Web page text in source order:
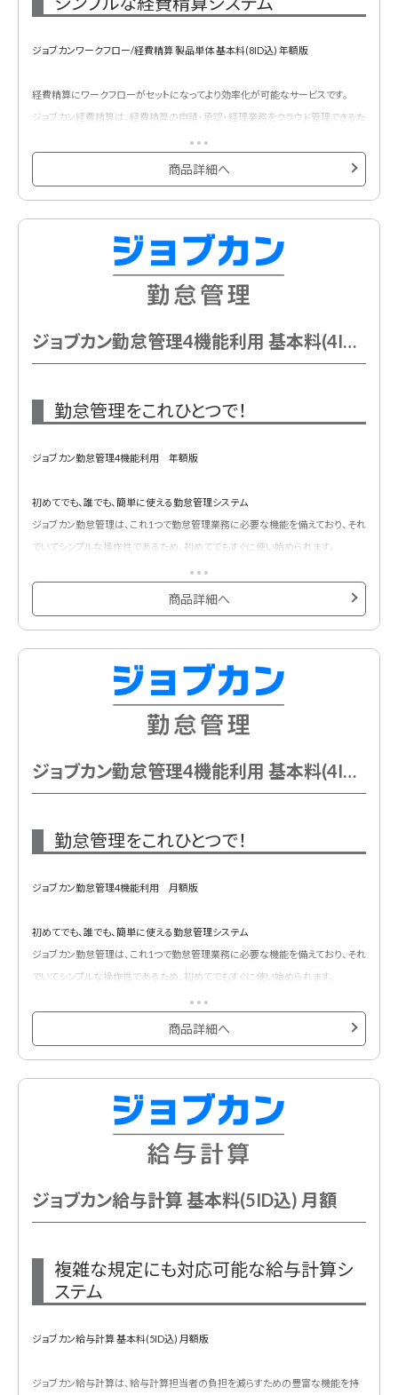
ジョブカンワークフロー/経費精算 製品単体 基本料(8ID込) 年額版
経費精算にワークフローがセットになってより効率化が可能なサービスです。
ジョブカン経費精算は、経費精算の申請・承認・経理業務をクラウド管理できるた
め、経費精算の業務負担を軽減するほか、組織の意思決定の高速化に貢献しま
もちろん電子帳簿保存法やインボイス制度にも対応しています。
商品詳細へ
ジョブカン勤怠管理4機能利用 基本料(4ID込) 年額
勤怠管理をこれひとつで！
ジョブカン勤怠管理4機能利用 年額版
初めてでも、誰でも、簡単に使える勤怠管理システム
ジョブカン勤怠管理は、これ1つで勤怠管理業務に必要な機能を備えており、それ
でいてシンプルな操作性であるため、初めてでもすぐに使い始められます。
以下の4つの機能から4機能ご利用いただけるプランです。
①出勤管理
④工数管理※単独利用不可
商品詳細へ
ジョブカン勤怠管理4機能利用 基本料(4ID込) 月額
勤怠管理をこれひとつで！
ジョブカン勤怠管理4機能利用 月額版
初めてでも、誰でも、簡単に使える勤怠管理システム
ジョブカン勤怠管理は、これ1つで勤怠管理業務に必要な機能を備えており、それ
でいてシンプルな操作性であるため、初めてでもすぐに使い始められます。
以下の4つの機能から4機能ご利用いただけるプランです。
①出勤管理
④工数管理※単独利用不可
商品詳細へ
ジョブカン給与計算 基本料(5ID込) 月額
複雑な規定にも対応可能な給与計算シ
ステム
ジョブカン給与計算 基本料(5ID込) 月額版
ジョブカン給与計算は、給与計算担当者の負担を減らすための豊富な機能を持